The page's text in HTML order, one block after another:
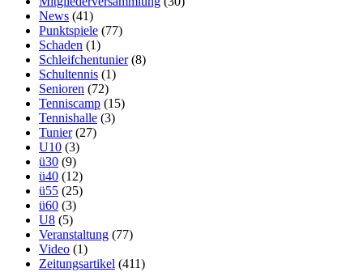
News (41)
Punktspiele (77)
Schaden (1)
Schleifchentunier(8)
Schultennis (1)
Senioren (72)
Tenniscamp (15)
Tennishalle (3)
Tunier(27)
U10 (3)
ü30 (9)
ü40 (12)
ü55 (25)
ü60 (3)
U8 (5)
Veranstaltung (77)
Video (1)
Zeitungsartikel (411)